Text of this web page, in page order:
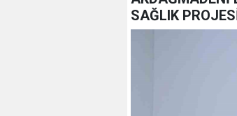
SAĞLIK